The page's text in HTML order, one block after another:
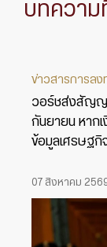
บทความ
ข่าวสารการลง
วอร์ชส่งสัญญ
กันยายน หาก
ข้อมูลเศรษฐกิ
07 สิงหาคม